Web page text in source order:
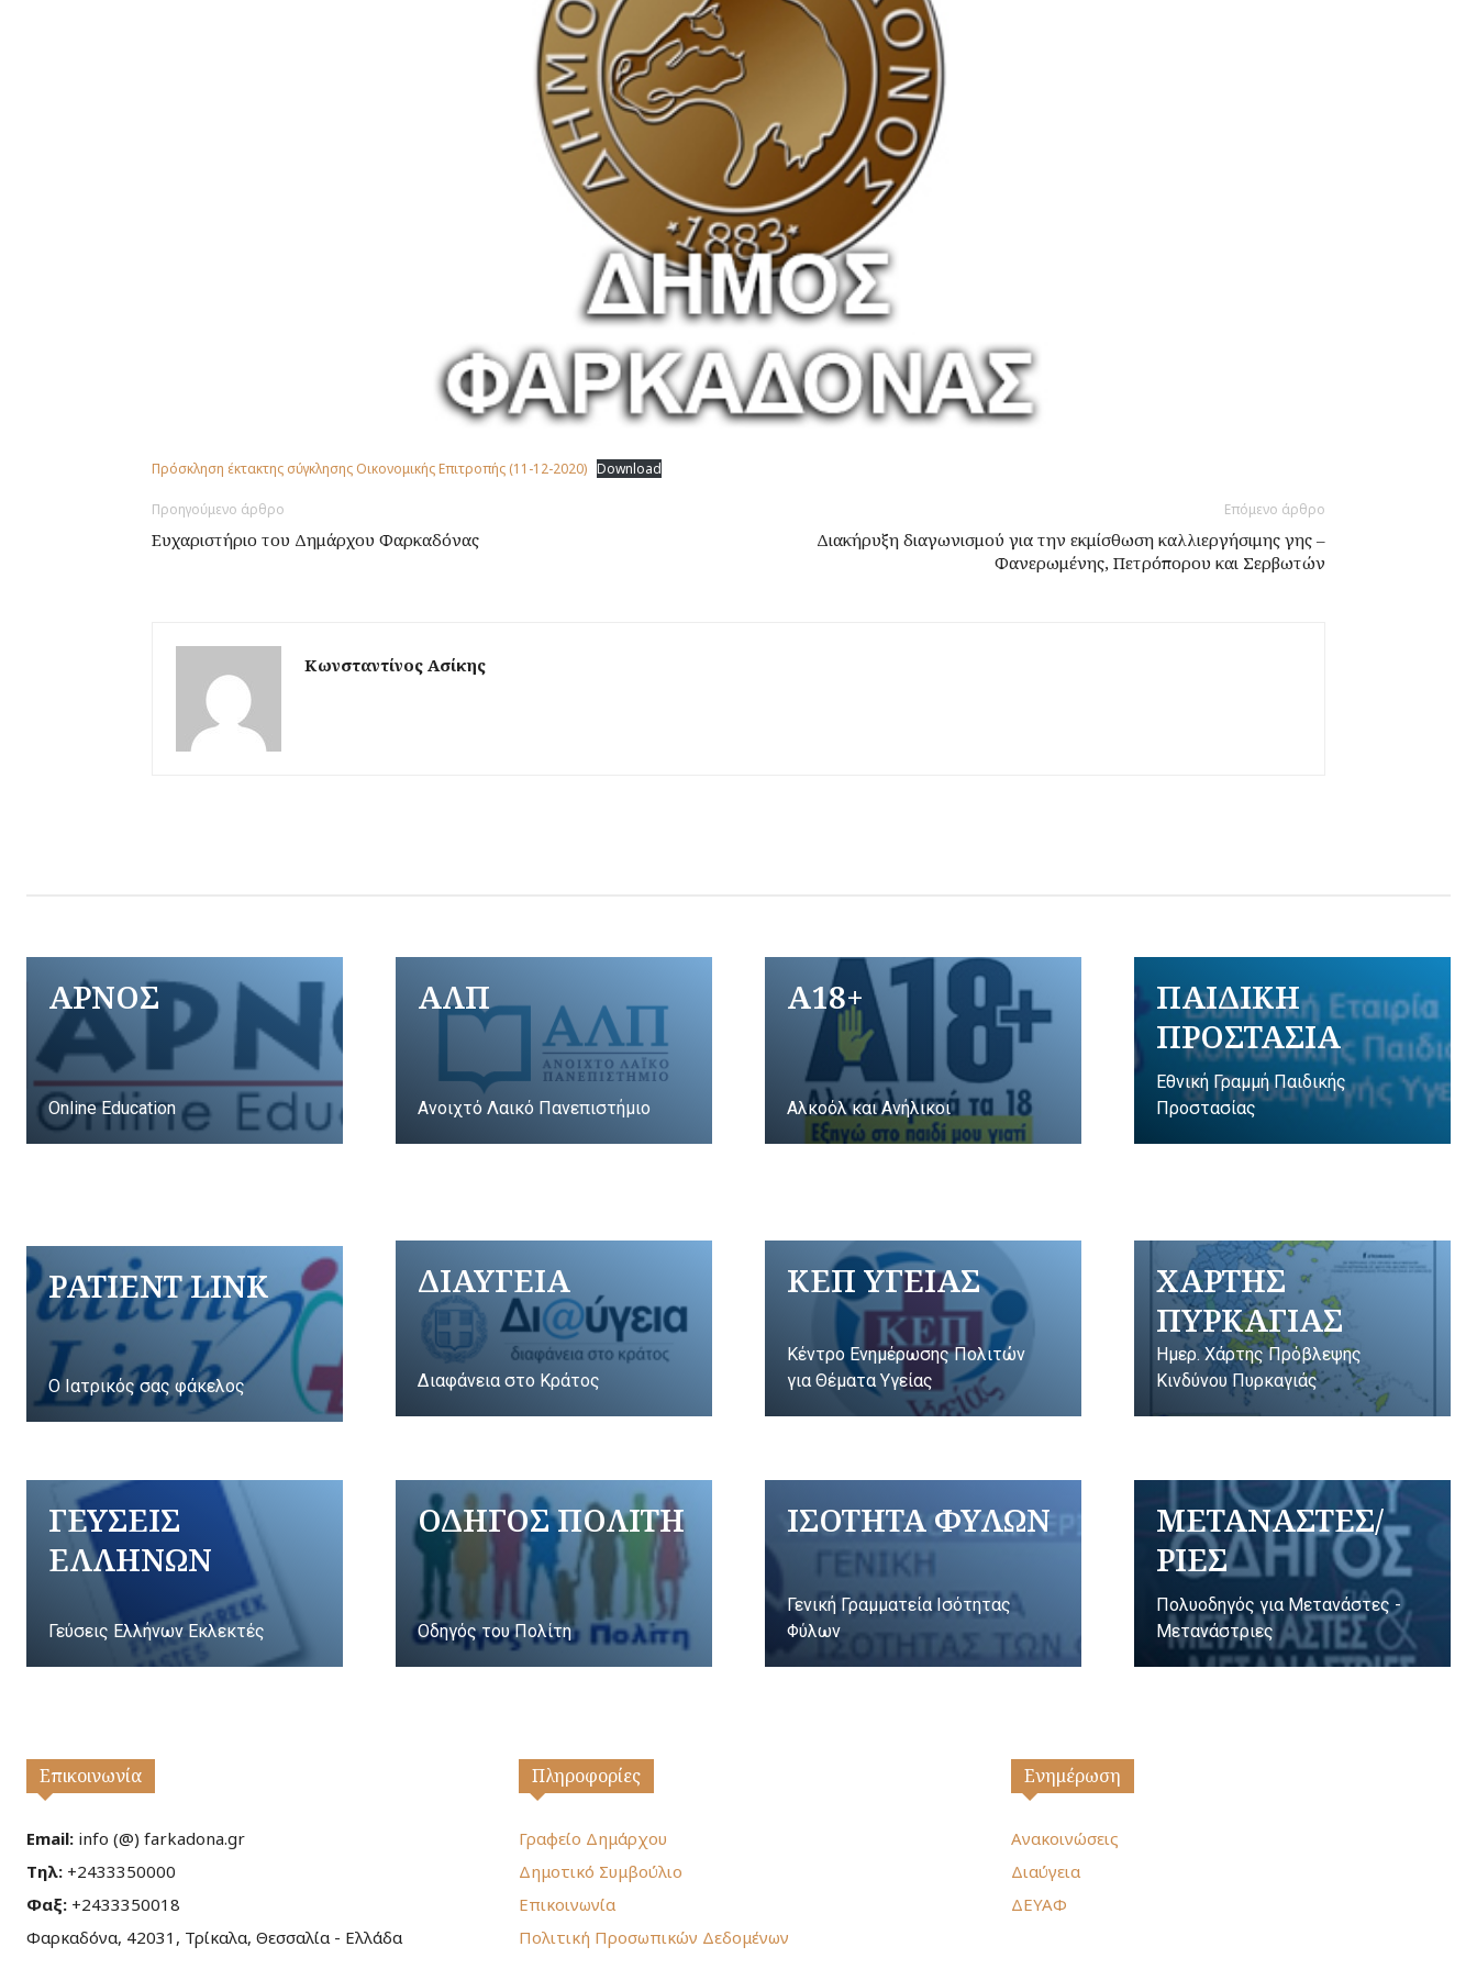
Πρόσκληση έκτακτης σύγκλησης Οικονομικής Επιτροπής (11-12-2020) Download
Προηγούμενο άρθρο
Ευχαριστήριο του Δημάρχου Φαρκαδόνας
Επόμενο άρθρο
Διακήρυξη διαγωνισμού για την εκμίσθωση καλλιεργήσιμης γης –
Φανερωμένης, Πετρόπορου και Σερβωτών
Κωνσταντίνος Ασίκης
ΑΡΝΟΣ
Online Education
ΑΛΠ
Ανοιχτό Λαικό Πανεπιστήμιο
A18+
Αλκοόλ και Ανήλικοι
ΠΑΙΔΙΚΗ
ΠΡΟΣΤΑΣΙΑ
Εθνική Γραμμή Παιδικής
Προστασίας
PATIENT LINK
Ο Ιατρικός σας φάκελος
ΔΙΑΥΓΕΙΑ
Διαφάνεια στο Κράτος
ΚΕΠ ΥΓΕΙΑΣ
Κέντρο Ενημέρωσης Πολιτών
για Θέματα Υγείας
ΧΑΡΤΗΣ
ΠΥΡΚΑΓΙΑΣ
Ημερ. Χάρτης Πρόβλεψης
Κινδύνου Πυρκαγιάς
ΓΕΥΣΕΙΣ
ΕΛΛΗΝΩΝ
Γεύσεις Ελλήνων Εκλεκτές
ΟΔΗΓΟΣ ΠΟΛΙΤΗ
Οδηγός του Πολίτη
ΙΣΟΤΗΤΑ ΦΥΛΩΝ
Γενική Γραμματεία Ισότητας
Φύλων
ΜΕΤΑΝΑΣΤΕΣ/
ΡΙΕΣ
Πολυοδηγός για Μετανάστες -
Μετανάστριες
Επικοινωνία
Email: info (@) farkadona.gr
Τηλ: +2433350000
Φαξ: +2433350018
Φαρκαδόνα, 42031, Τρίκαλα, Θεσσαλία - Ελλάδα
Πληροφορίες
Γραφείο Δημάρχου
Δημοτικό Συμβούλιο
Επικοινωνία
Πολιτική Προσωπικών Δεδομένων
Ενημέρωση
Ανακοινώσεις
Διαύγεια
ΔΕΥΑΦ